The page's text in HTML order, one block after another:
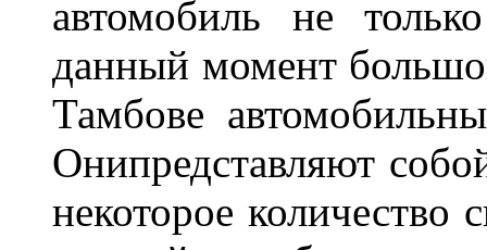
автомобиль не
данный момент
Тамбове
Онипредставляют
некоторое количество